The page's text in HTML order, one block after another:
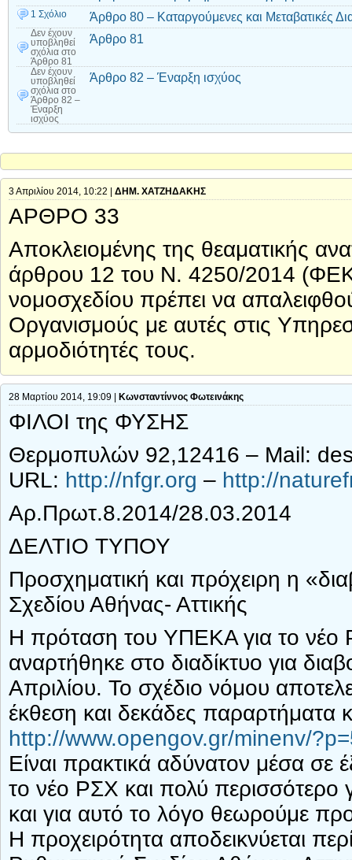
1 Σχόλιο Άρθρο 80 – Καταργούμενες και Μεταβατικές
Δεν έχουν
υποβληθεί
σχόλια στο
Άρθρο 81
Άρθρο 81
Δεν έχουν
υποβληθεί
σχόλια στο
Άρθρο 82 –
Έναρξη
ισχύος
Άρθρο 82 – Έναρξη ισχύος
3 Απριλίου 2014, 10:22 | ΔΗΜ. ΧΑΤΖΗΔΑΚΗΣ
ΑΡΘΡΟ 33
Αποκλειομένης της θεαματικής
άρθρου 12 του Ν. 4250/2014
νομοσχεδίου πρέπει να
Οργανισμούς με αυτές στις
αρμοδιότητές τους.
28 Μαρτίου 2014, 19:09 | Κωνσταντίννος Φωτεινάκης
ΦΙΛΟΙ της ΦΥΣΗΣ
Θερμοπυλών 92,12416 – Mail:
URL: http://nfgr.org – http://
Αρ.Πρωτ.8.2014/28.03.2014
ΔΕΛΤΙΟ ΤΥΠΟΥ
Προσχηματική και πρόχειρη η
Σχεδίου Αθήνας- Αττικής
Η πρόταση του ΥΠΕΚΑ για το νέο
αναρτήθηκε στο διαδίκτυο για
Απριλίου. Το σχέδιο νόμου
έκθεση και δεκάδες παραρτήματα
http://www.opengov.gr/minenv/
Είναι πρακτικά αδύνατον μέσα σε
το νέο ΡΣΧ και πολύ περισσότερο
και για αυτό το λόγο θεωρούμε
Η προχειρότητα αποδεικνύεται